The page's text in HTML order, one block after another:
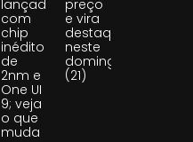
lançado
com
chip
inédito
de
2nm e
One UI
9; veja
o que
muda
preço
e vira
destaque
neste
domingo
(21)